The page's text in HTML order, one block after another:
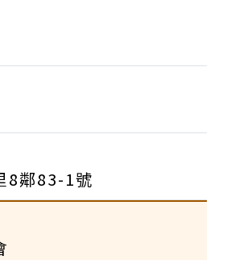
8鄰83-1號